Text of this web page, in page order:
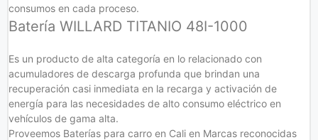
consumos en cada proceso.
Batería WILLARD TITANIO 48I-1000
Es un producto de alta categoría en lo relacionado con
acumuladores de descarga profunda que brindan una
recuperación casi inmediata en la recarga y activación de
energía para las necesidades de alto consumo eléctrico en
vehículos de gama alta.
Proveemos Baterías para carro en Cali en Marcas reconocidas